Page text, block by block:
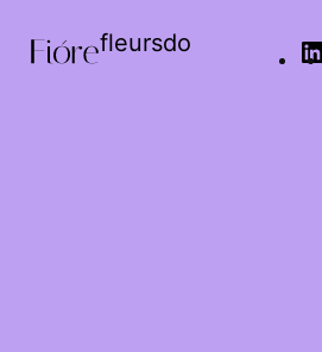
fleursdo